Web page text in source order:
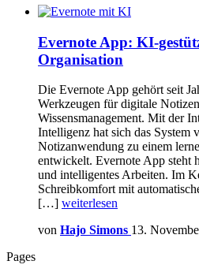
Evernote App: KI-
Organisation
Die Evernote App gehört seit
Werkzeugen für digitale
Wissensmanagement. Mit der
Intelligenz hat sich das System
Notizanwendung zu einem
entwickelt. Evernote App steht
und intelligentes Arbeiten. Im
Schreibkomfort mit
[…] weiterlesen
von Hajo Simons 13.
Pages